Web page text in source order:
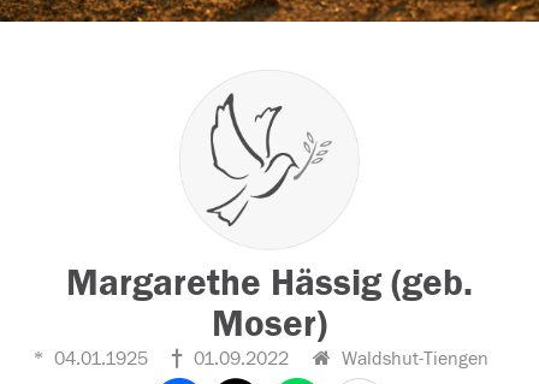
Margarethe Hässig (geb.
Moser)
04.01.1925 01.09.2022 Waldshut-Tiengen